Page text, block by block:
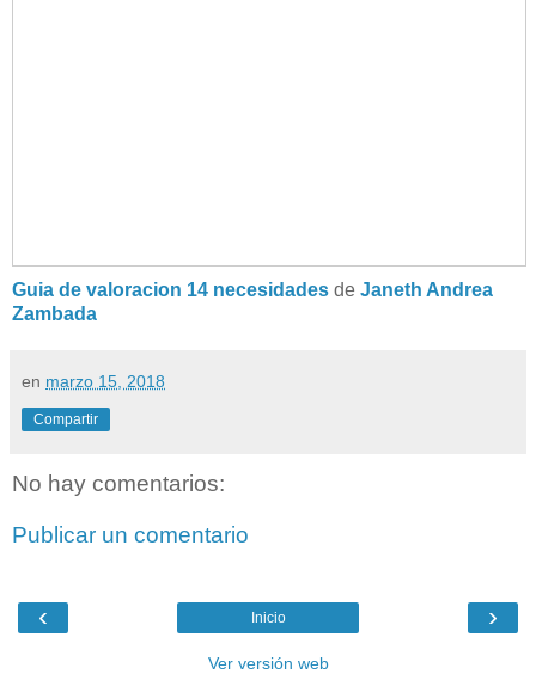
Guia de valoracion 14 necesidades de Janeth Andrea
Zambada
en marzo 15, 2018
Compartir
No hay comentarios:
Publicar un comentario
‹ ›
Inicio
Ver versión web